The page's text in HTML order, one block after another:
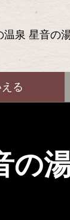
温泉 星音
る
の